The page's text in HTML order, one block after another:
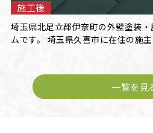
施工後
埼玉県北足立郡伊奈町の外壁塗装
ムです。 埼玉県久喜市に在住の施
一覧を見